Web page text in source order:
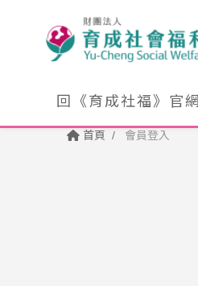
回《育成社福》官網
首頁 會員登入